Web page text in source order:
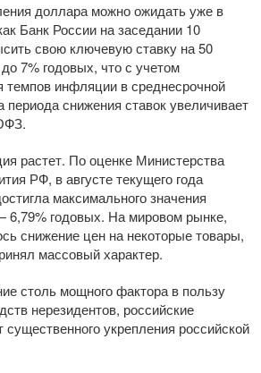
доллара можно ожидать уже в
Банк России на заседании 10
свою ключевую ставку на 50
7% годовых, что с учетом
темпов инфляции в среднесрочной
периода снижения ставок увеличивает
растет. По оценке Министерства
РФ, в августе текущего года
максимального значения
6,79% годовых. На мировом рынке,
снижение цен на некоторые товары,
массовый характер.
столь мощного фактора в пользу
нерезидентов, российские
укрепления российской